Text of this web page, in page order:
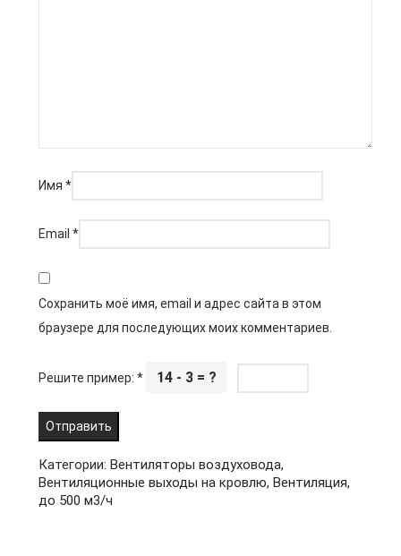
Имя *
Email *
Сохранить моё имя, email и адрес сайта в этом
браузере для последующих моих комментариев.
Решите пример: * 14 - 3 = ?
Категории: Вентиляторы воздуховода,
Вентиляционные выходы на кровлю, Вентиляция,
до 500 м3/ч